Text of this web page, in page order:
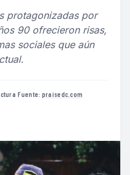
protagonizadas por
90 ofrecieron risas,
sociales que aún
·Fuente: praisedc.com